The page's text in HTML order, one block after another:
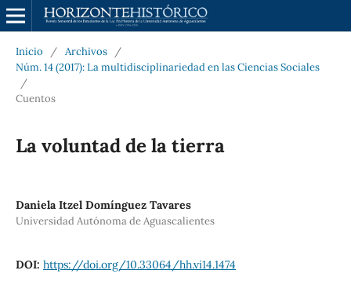
Inicio / Archivos
/
Núm. 14 (2017): La multidisciplinariedad en las Ciencias Sociales
/
Cuentos
La voluntad de la tierra
Daniela Itzel Domínguez Tavares
Universidad Autónoma de Aguascalientes
DOI: https://doi.org/10.33064/hh.vi14.1474